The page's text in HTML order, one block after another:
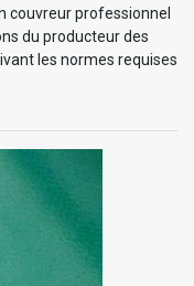
couvreur professionnel
du producteur des
les normes requises